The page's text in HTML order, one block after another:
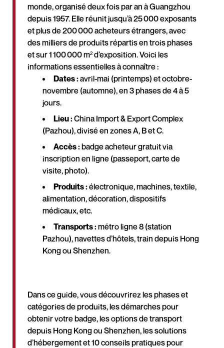
monde, organisé deux fois par an à Guangzhou
depuis 1957. Elle réunit jusqu’à 25 000 exposants
et plus de 200 000 acheteurs étrangers, avec
des milliers de produits répartis en trois phases
et sur 1 100 000 m² d’exposition. Voici les
informations essentielles à connaître :
Dates :avril-mai (printemps) et octobre-
novembre (automne), en 3 phases de 4 à 5
jours.
Lieu :China Import & Export Complex
(Pazhou), divisé en zones A, B et C.
Accès :badge acheteur gratuit via
inscription en ligne (passeport, carte de
visite, photo).
Produits :électronique, machines, textile,
alimentation, décoration, dispositifs
médicaux, etc.
Transports :métro ligne 8 (station
Pazhou), navettes d’hôtels, train depuis Hong
Kong ou Shenzhen.
Dans ce guide, vous découvrirez les phases et
catégories de produits, les démarches pour
obtenir votre badge, les options de transport
depuis Hong Kong ou Shenzhen, les solutions
d’hébergement et 10 conseils pratiques pour